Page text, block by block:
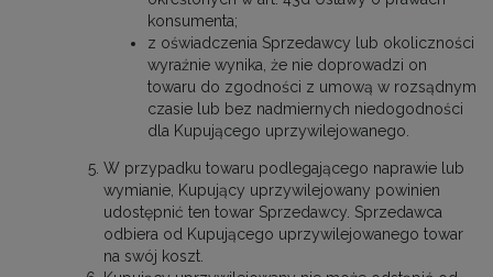
konsumenta;
z oświadczenia Sprzedawcy lub okoliczności
wyraźnie wynika, że nie doprowadzi on
towaru do zgodności z umową w rozsądnym
czasie lub bez nadmiernych niedogodności
dla Kupującego uprzywilejowanego.
W przypadku towaru podlegającego naprawie lub
wymianie, Kupujący uprzywilejowany powinien
udostępnić ten towar Sprzedawcy. Sprzedawca
odbiera od Kupującego uprzywilejowanego towar
na swój koszt.